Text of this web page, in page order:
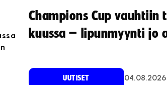
Champions Cup vauhtiin
kuussa – lipunmyynti jo
UUTISET 04.08.2026